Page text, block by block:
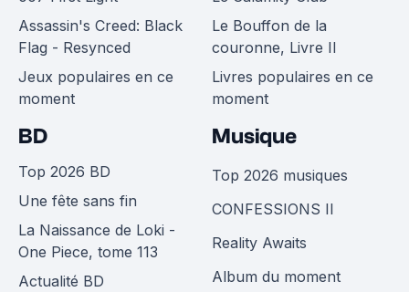
Assassin's Creed: Black
Flag - Resynced
Jeux populaires en ce
moment
Le Bouffon de la
couronne, Livre II
Livres populaires en ce
moment
BD
Top 2026 BD
Une fête sans fin
La Naissance de Loki -
One Piece, tome 113
Actualité BD
Musique
Top 2026 musiques
CONFESSIONS II
Reality Awaits
Album du moment